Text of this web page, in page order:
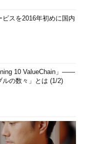
スを2016年初めに国内
10 ValueChain」――
の数々」とは (1/2)